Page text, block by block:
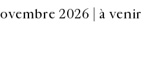
2026 | à venir